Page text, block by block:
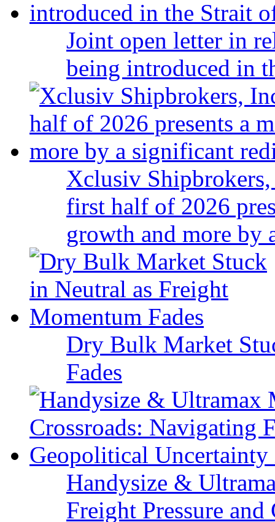
Joint open letter in
being introduced in
Xclusiv
first half of 2026
growth and more
Dry Bulk Market
Fades
Handysize &
Freight Pressure